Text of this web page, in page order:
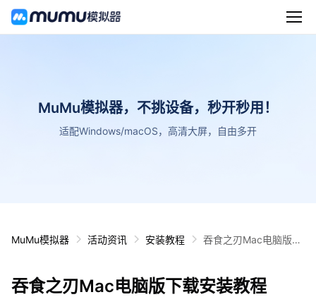
MuMu模拟器，不挑设备，秒开秒用！
适配Windows/macOS，高清大屏，自由多开
MuMu模拟器 活动资讯 安装教程
吞食之刃Mac电脑版下
吞食之刃Mac电脑版下载安装教程